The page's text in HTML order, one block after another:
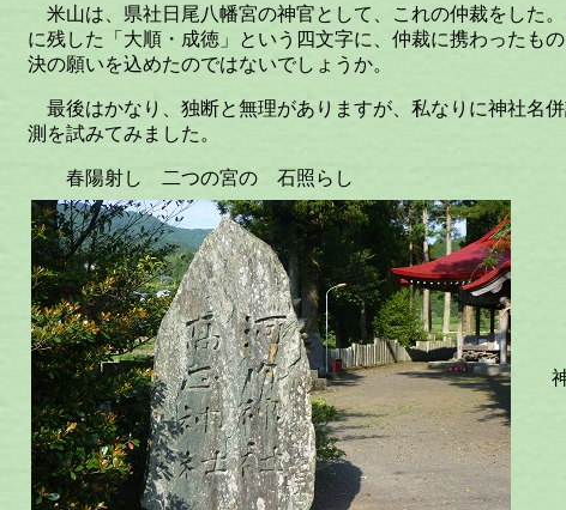
米山は、県社日尾八幡宮の神官として、これの仲裁をした
に残した「大順・成徳」という四文字に、仲裁に携わったも
決の願いを込めたのではないでしょうか。
最後はかなり、独断と無理がありますが、私なりに神社名
測を試みてみました。
春陽射し 二つの宮の 石照らし